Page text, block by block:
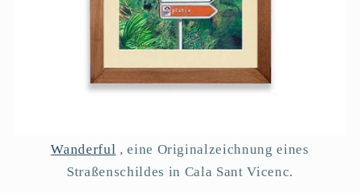
Wanderful , eine Originalzeichnung eines
Straßenschildes in Cala Sant Vicenc.